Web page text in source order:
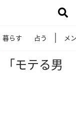
暮らす 占う メ
モテる男